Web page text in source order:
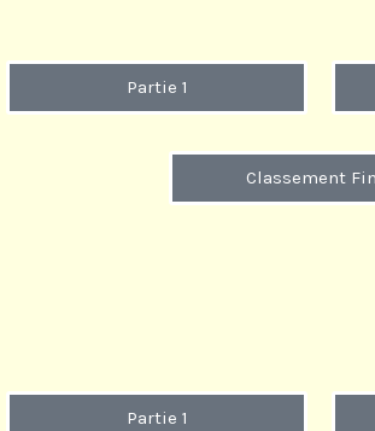
Partie 1
Classement
Partie 1